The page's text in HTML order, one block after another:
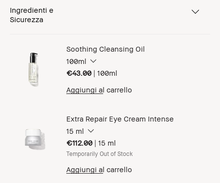
Ingredienti e
Sicurezza
Soothing Cleansing Oil
100ml
€43.00 | 100ml
Aggiungi al carrello
Extra Repair Eye Cream Intense
15 ml
€112.00 | 15 ml
Temporarily Out of Stock
Aggiungi al carrello